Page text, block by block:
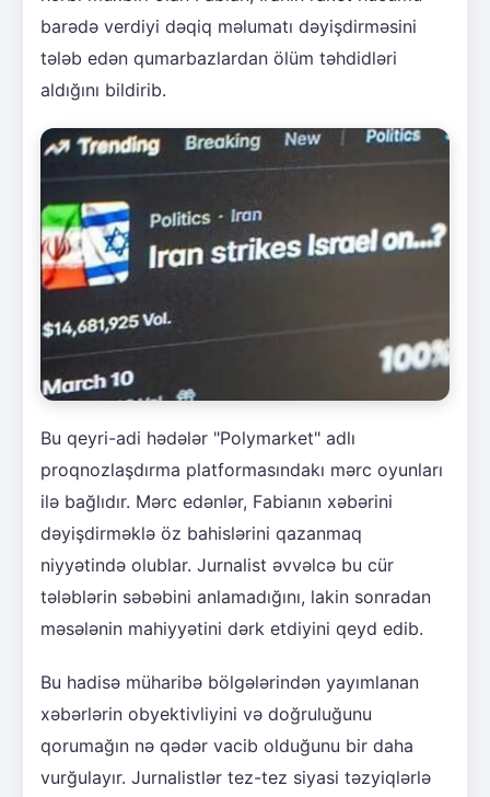
barədə verdiyi dəqiq məlumatı dəyişdirməsini
tələb edən qumarbazlardan ölüm təhdidləri
aldığını bildirib.
Bu qeyri-adi hədələr "Polymarket" adlı
proqnozlaşdırma platformasındakı mərc oyunları
ilə bağlıdır. Mərc edənlər, Fabianın xəbərini
dəyişdirməklə öz bahislərini qazanmaq
niyyətində olublar. Jurnalist əvvəlcə bu cür
tələblərin səbəbini anlamadığını, lakin sonradan
məsələnin mahiyyətini dərk etdiyini qeyd edib.
Bu hadisə müharibə bölgələrindən yayımlanan
xəbərlərin obyektivliyini və doğruluğunu
qorumağın nə qədər vacib olduğunu bir daha
vurğulayır. Jurnalistlər tez-tez siyasi təzyiqlərlə